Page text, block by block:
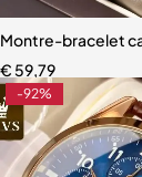
Montre-bracelet
€ 59,79
-92%